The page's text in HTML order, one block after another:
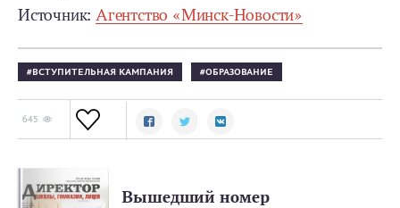
Источник:Агентство «Минск-Новости»
ВСТУПИТЕЛЬНАЯ КАМПАНИЯ ОБРАЗОВАНИЕ
645
Вышедший номер